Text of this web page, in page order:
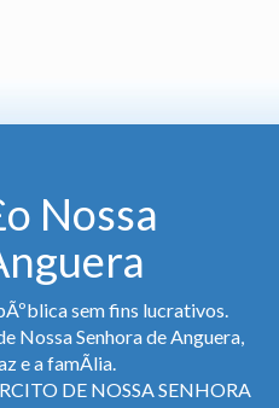
Nossa
sem fins lucrativos.
Nossa Senhora de Anguera,
e a famÃ­lia.
DE NOSSA SENHORA